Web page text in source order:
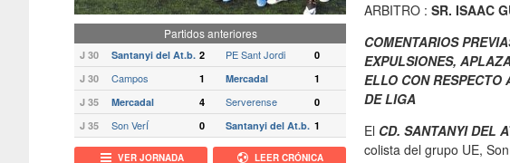
Partidos anteriores
J 30 Santanyi del At.b. 2 PE Sant Jordi
0
J 30
Campos 1 Mercadal
1
J 35
Mercadal 4 Serverense
0
J 35
Son VerÍ 0 Santanyi del At.b. 1
VER JORNADA LEER CRÓNICA
ARBITRO : SR. ISAAC
COMENTARIOS
EXPULSIONES,
ELLO CON RESPECTO
DE LIGA
El CD. SANTANYI DEL
colista del grupo UE,